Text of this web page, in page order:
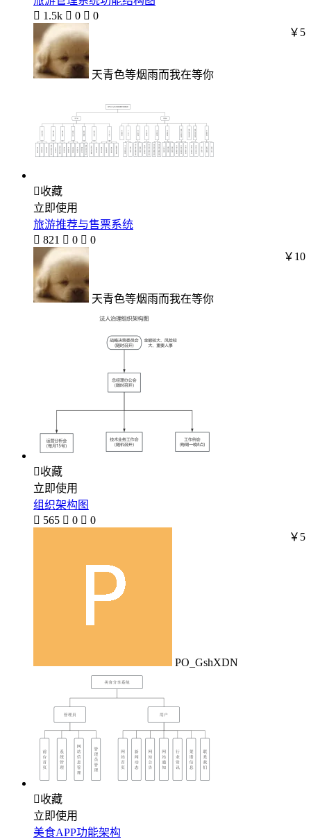
 1.5k  0  0
天青色等烟雨而我在等你
￥5
收藏
立即使用
旅游推荐与售票系统
 821  0  0
天青色等烟雨而我在等你
￥10
收藏
立即使用
组织架构图
 565  0  0
PO_GshXDN
￥5
收藏
立即使用
美食APP功能架构